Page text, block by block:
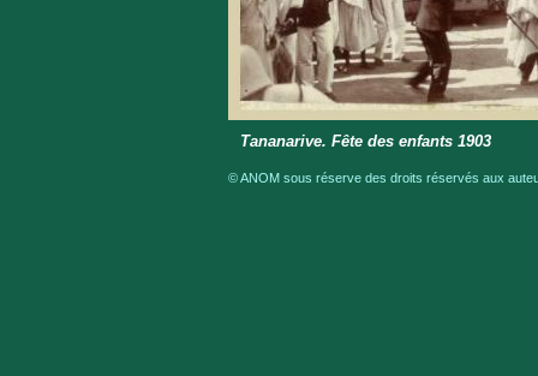
Tananarive. Fête des enfants 1903
© ANOM sous réserve des droits réservés aux